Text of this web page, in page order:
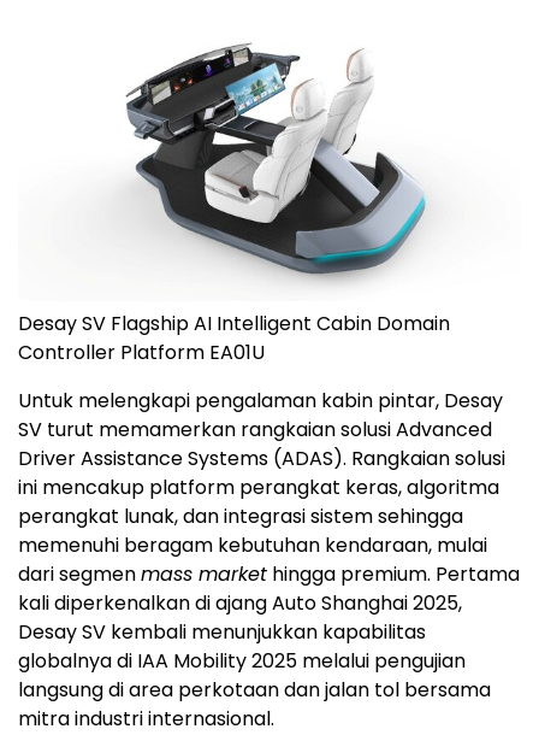
Desay SV Flagship AI Intelligent Cabin Domain
Controller Platform EA01U
Untuk melengkapi pengalaman kabin pintar, Desay
SV turut memamerkan rangkaian solusi Advanced
Driver Assistance Systems (ADAS). Rangkaian solusi
ini mencakup platform perangkat keras, algoritma
perangkat lunak, dan integrasi sistem sehingga
memenuhi beragam kebutuhan kendaraan, mulai
dari segmenmass market hingga premium. Pertama
kali diperkenalkan di ajang Auto Shanghai 2025,
Desay SV kembali menunjukkan kapabilitas
globalnya di IAA Mobility 2025 melalui pengujian
langsung di area perkotaan dan jalan tol bersama
mitra industri internasional.